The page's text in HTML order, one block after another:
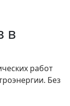
в
работ
Без